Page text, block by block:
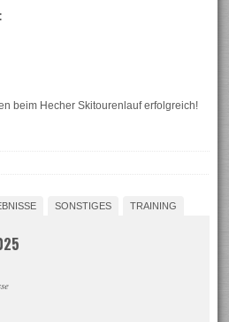
beim Hecher Skitourenlauf erfolgreich!
SONSTIGES TRAINING